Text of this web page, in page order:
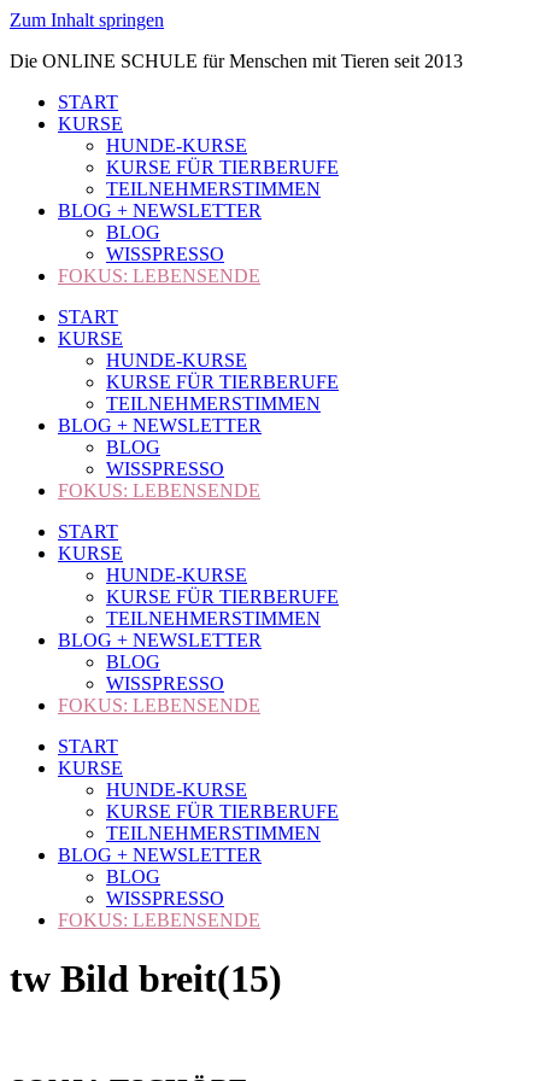
Zum Inhalt springen
Die ONLINE SCHULE für Menschen mit Tieren seit 2013
START
KURSE
HUNDE-KURSE
KURSE FÜR TIERBERUFE
TEILNEHMERSTIMMEN
BLOG + NEWSLETTER
BLOG
WISSPRESSO
FOKUS: LEBENSENDE
START
KURSE
HUNDE-KURSE
KURSE FÜR TIERBERUFE
TEILNEHMERSTIMMEN
BLOG + NEWSLETTER
BLOG
WISSPRESSO
FOKUS: LEBENSENDE
START
KURSE
HUNDE-KURSE
KURSE FÜR TIERBERUFE
TEILNEHMERSTIMMEN
BLOG + NEWSLETTER
BLOG
WISSPRESSO
FOKUS: LEBENSENDE
START
KURSE
HUNDE-KURSE
KURSE FÜR TIERBERUFE
TEILNEHMERSTIMMEN
BLOG + NEWSLETTER
BLOG
WISSPRESSO
FOKUS: LEBENSENDE
tw Bild breit(15)